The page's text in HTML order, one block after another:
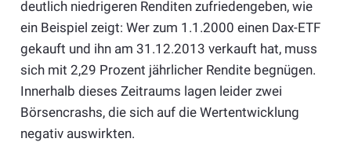
deutlich niedrigeren Renditen zufriedengeben, wie
ein Beispiel zeigt: Wer zum 1.1.2000 einen Dax-ETF
gekauft und ihn am 31.12.2013 verkauft hat, muss
sich mit 2,29 Prozent jährlicher Rendite begnügen.
Innerhalb dieses Zeitraums lagen leider zwei
Börsencrashs, die sich auf die Wertentwicklung
negativ auswirkten.